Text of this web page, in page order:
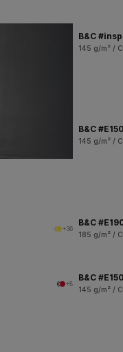
B&C
145 g/m² /
B&C
145 g/m² /
+36
B&C
185 g/m² /
+8
B&C
145 g/m² /